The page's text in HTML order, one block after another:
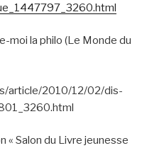
moi la philo (Le Monde du
article/2010/12/02/dis-
« Salon du Livre jeunesse